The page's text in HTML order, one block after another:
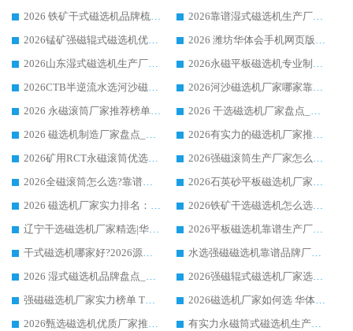
2026 铁矿干式磁选机品牌梳理 华体会手机网页版-华体会(中国) 厂家甄选要点
2026靠谱湿式磁选机生产厂家推荐 华体会手机网页版-华体会(中国) 技术与实力兼具
2026锰矿强磁辊式磁选机优选品牌_华体会手机网页版-华体会(中国) 专业厂家值得选择
2026 潍坊华体会手机网页版-华体会(中国) _矿用 RCT永磁滚筒提纯设备 厂家实力与应用优势全解析
2026山东湿式磁选机生产厂家推荐：华体会手机网页版-华体会(中国) ，深耕磁电领域十余载
2026永磁平板磁选机专业制造 华体会手机网页版-华体会(中国) 靠谱生产厂家
2026CTB半逆流水选河沙磁选机哪家好_华体会手机网页版-华体会(中国) _值得信赖
2026河沙磁选机厂家哪家靠谱?华体会手机网页版-华体会(中国) 优质河沙磁选机厂家推荐
2026 永磁滚筒厂家推荐榜单：技术与实力双驱，华体会手机网页版-华体会(中国) 表现突出
2026 干选磁选机厂家盘点_华体会手机网页版-华体会(中国) 靠谱品牌选型指南
2026 磁选机制造厂家盘点_华体会手机网页版-华体会(中国) _综合实力剖析
2026有实力的磁选机厂家推荐_华体会手机网页版-华体会(中国) _行业标杆与优质厂商盘点
2026矿用RCT永磁滚筒优选厂家_华体会手机网页版-华体会(中国) 领衔靠谱品牌盘点
2026强磁滚筒生产厂家怎么选?行业口碑推荐华体会手机网页版-华体会(中国)
2026全磁滚筒怎么选?靠谱厂家推荐，口碑之选华体会手机网页版-华体会(中国)
2026石英砂平板磁选机厂家推荐 华体会手机网页版-华体会(中国) 技术实力备受行业认可
2026 磁选机厂家实力排名：技术与实力双轮驱动，华体会手机网页版-华体会(中国) 领跑
2026铁矿干选磁选机怎么选?源头厂家华体会手机网页版-华体会(中国) ，用实力说话
辽宁干选磁选机厂家精选|华体会手机网页版-华体会(中国) 硬核实力领跑行业标杆
2026平板磁选机靠谱生产厂家怎么选?行业标杆华体会手机网页版-华体会(中国) ，凭硬实力脱颖而出
干式磁选机哪家好?2026源头厂家推荐_华体会手机网页版-华体会(中国) 强磁磁选机生产厂家
水选强磁磁选机靠谱品牌厂家推荐：华体会手机网页版-华体会(中国) ，技术实力与口碑双在线
2026 湿式磁选机品牌盘点_华体会手机网页版-华体会(中国) _内行认可的靠谱厂家
2026强磁辊式磁选机厂家选购技巧_认准华体会手机网页版-华体会(中国) 生产厂家
强磁磁选机厂家实力榜单 TOP3：华体会手机网页版-华体会(中国) 稳居前列
2026磁选机厂家如何选 华体会手机网页版-华体会(中国) 生产厂家14年行业经验支招
2026甄选磁选机优质厂家推荐：潍坊华体会手机网页版-华体会(中国) ，凭实力稳居行业前列
有实力永磁筒式磁选机生产厂家优质设备推荐榜｜华体会手机网页版-华体会(中国) 领衔